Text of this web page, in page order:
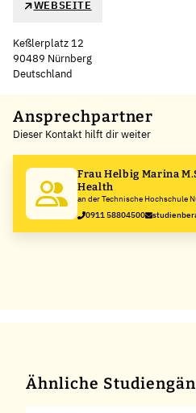
WEBSEITE
Keßlerplatz 12
90489 Nürnberg
Deutschland
+
−
Ansprechpartner
Dieser Kontakt hilft dir weiter
Frau Helbig Marina M.Sc. in Public
Health
an der Technische Hochschule
Ohm
0911 58804500
Ähnliche